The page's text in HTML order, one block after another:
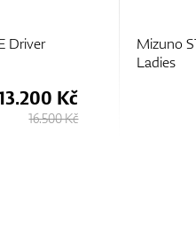
Mizuno ST-X 230 Driver